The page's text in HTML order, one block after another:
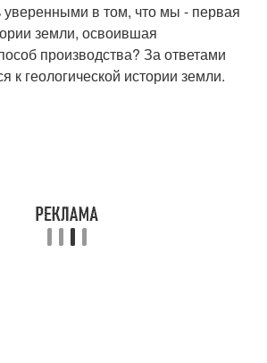
в том, что мы - первая
земли, освоившая
производства? За ответами
к геологической истории земли.